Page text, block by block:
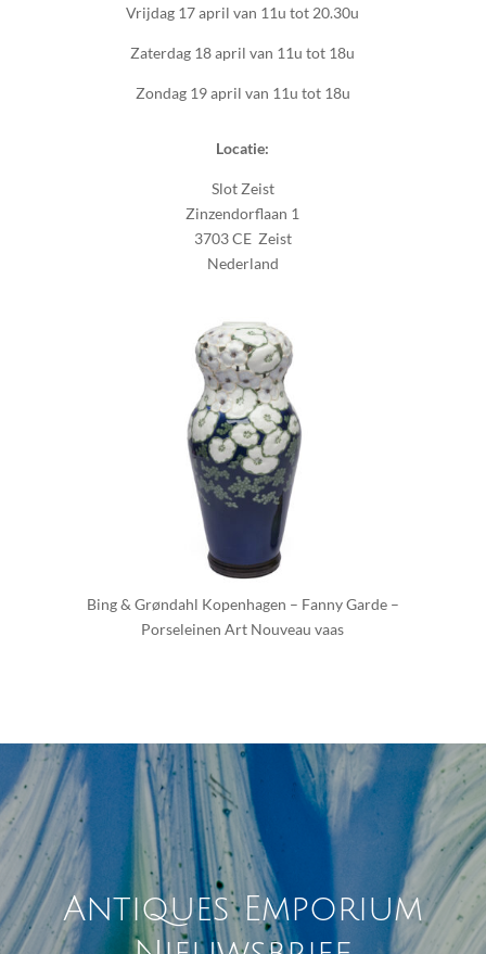
Vrijdag 17 april van 11u tot 20.30u
Zaterdag 18 april van 11u tot 18u
Zondag 19 april van 11u tot 18u
Locatie:
Slot Zeist
Zinzendorflaan 1
3703 CE Zeist
Nederland
Bing & Grøndahl Kopenhagen – Fanny Garde –
Porseleinen Art Nouveau vaas
Antiques Emporium